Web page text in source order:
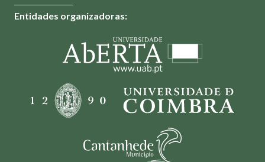
Entidades organizadoras: